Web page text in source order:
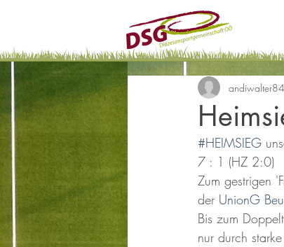
andiwalter84
#HEIMSIEG
7 : 1 (HZ 2:0)
Zum gestrigen
der UnionG
Bis zum
nur durch